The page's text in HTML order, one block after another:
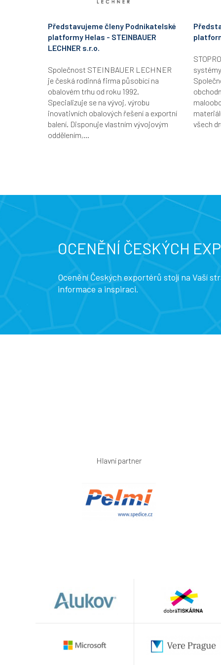
Představujeme členy Podnikatelské
platformy Helas - STEINBAUER
LECHNER s.r.o.
Společnost STEINBAUER LECHNER
je česká rodinná firma působící na
obalovém trhu od roku 1992.
Specializuje se na vývoj, výrobu
inovativních obalových řešení a exportní
balení. Disponuje vlastním vývojovým
oddělením,...
všech
OCENĚNÍ ČESKÝCH
Ocenění Českých exportérů stojí na Vaší
informace a inspiraci.
Hlavní partner